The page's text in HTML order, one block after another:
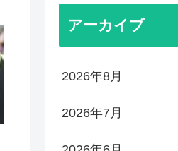
アーカイブ
2026年8月
2026年7月